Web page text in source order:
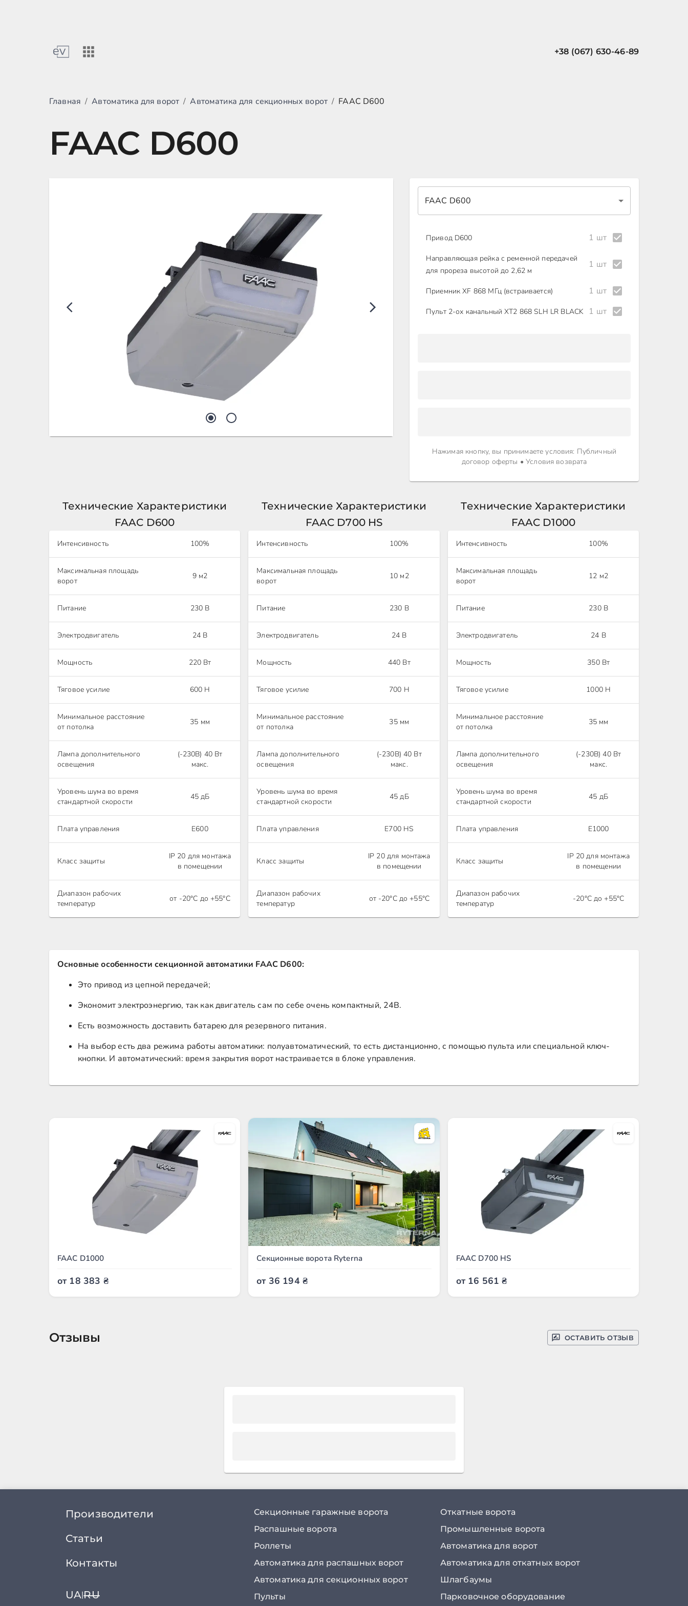
+38 (067) 630-46-89
Главная / Автоматика для ворот / Автоматика для секционных ворот / FAAC D600
FAAC D600
FAAC D600
Привод D600 1 шт
Направляющая рейка с ременной передачей
для прореза высотой до 2,62 м
1 шт
Приемник XF 868 МГц (встраивается) 1 шт
Пульт 2-ох канальный XT2 868 SLH LR BLACK 1 шт
Нажимая кнопку, вы принимаете условия: Публичный
договор оферты •Условия возврата
Технические Характеристики
FAAC D600
Интенсивность 100%
Максимальная площадь
ворот
9 м2
Питание 230 В
Электродвигатель 24 В
Мощность 220 Вт
Тяговое усилие 600 Н
Минимальное расстояние
от потолка
35 мм
Лампа дополнительного
освещения
(-230В) 40 Вт
макс.
Уровень шума во время
стандартной скорости
45 дБ
Плата управления Е600
Класс защиты
IP 20 для монтажа
в помещении
Диапазон рабочих
температур
от -20°С до +55°C
Технические Характеристики
FAAC D700 HS
Интенсивность 100%
Максимальная площадь
ворот
10 м2
Питание 230 В
Электродвигатель 24 В
Мощность 440 Вт
Тяговое усилие 700 Н
Минимальное расстояние
от потолка
35 мм
Лампа дополнительного
освещения
(-230В) 40 Вт
макс.
Уровень шума во время
стандартной скорости
45 дБ
Плата управления E700 HS
Класс защиты
IP 20 для монтажа
в помещении
Диапазон рабочих
температур
от -20°С до +55°C
Технические Характеристики
FAAC D1000
Интенсивность 100%
Максимальная площадь
ворот
12 м2
Питание 230 В
Электродвигатель 24 В
Мощность 350 Вт
Тяговое усилие 1000 Н
Минимальное расстояние
от потолка
35 мм
Лампа дополнительного
освещения
(-230В) 40 Вт
макс.
Уровень шума во время
стандартной скорости
45 дБ
Плата управления E1000
Класс защиты
IP 20 для монтажа
в помещении
Диапазон рабочих
температур
-20°С до +55°C
Основные особенности секционной автоматики FAAC D600:
Это привод из цепной передачей;
Экономит электроэнергию, так как двигатель сам по себе очень компактный, 24В.
Есть возможность доставить батарею для резервного питания.
На выбор есть два режима работы автоматики: полуавтоматический, то есть дистанционно, с помощью пульта или специальной ключ-
кнопки. И автоматический: время закрытия ворот настраивается в блоке управления.
FAAC D1000
от 18 383 ₴
Секционные ворота Ryterna
от 36 194₴
FAAC D700 HS
от 16 561 ₴
Отзывы ОСТАВИТЬ ОТЗЫВ
Производители
Статьи
Контакты
UA|RU
Секционные гаражные ворота
Откатные ворота
Распашные ворота
Промышленные ворота
Роллеты
Автоматика для ворот
Автоматика для распашных ворот
Автоматика для откатных ворот
Автоматика для секционных ворот
Шлагбаумы
Пульты
Парковочное оборудование